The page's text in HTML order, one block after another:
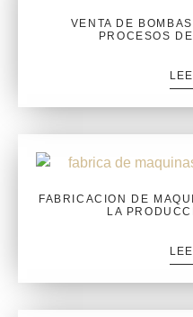
VENTA DE
PROCESOS
FABRICACION DE
LA